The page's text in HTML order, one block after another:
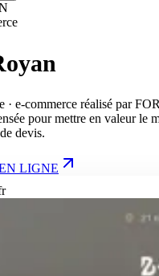
· e-commerce réalisé par
pour mettre en valeur le
devis.
LIGNE